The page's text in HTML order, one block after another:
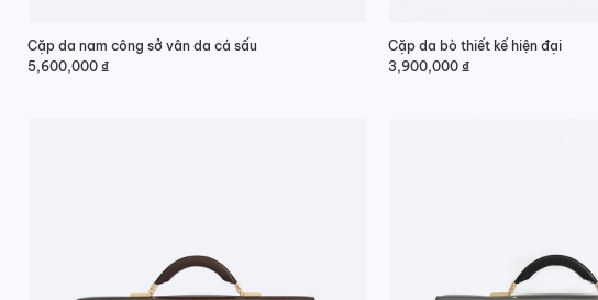
Cặp da nam công sở vân da cá sấu
5,600,000 ₫
Cặp da bò thiết kế hiện đại
3,900,000₫